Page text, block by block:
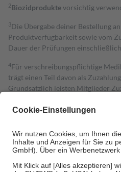
2Biozidproduktevorsichtig
3Die Übergabe deiner Bestellung
Produktverfügbarkeit sowie vom
Dauer der Prüfungen
4Für verschreibungspflichtige
trägt einen Teil davon als
Grundsätzlich leisten Mitglieder
Diese Regeln gelten grundsätzlich
Um das Engagement der
• Kindern und Jugendlichen bis
• Untersuchungen zur Vorsorge
• empfohlenen Schutzimpfungen